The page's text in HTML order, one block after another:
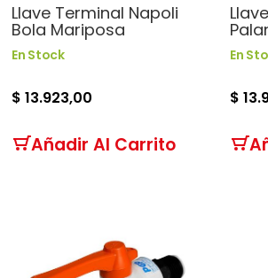
Llave Terminal Napoli
Bola Mariposa
En Stock
$ 13.923,00
Añadir Al Carrito
En
$